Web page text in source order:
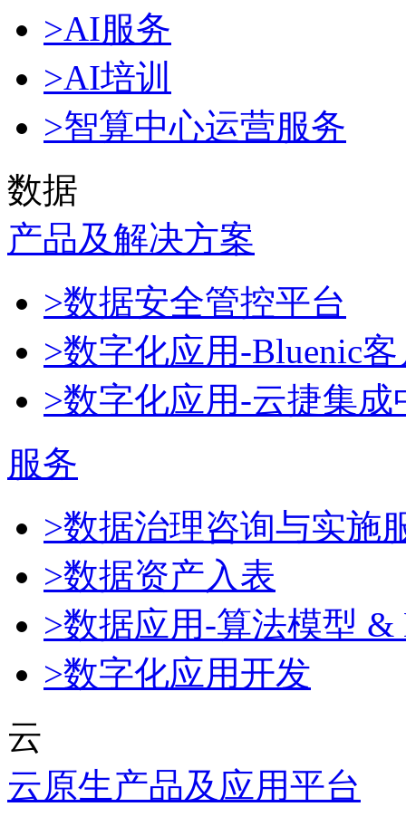
>AI服务
>AI培训
>智算中心运营服务
数据
产品及解决方案
>数据安全管控平台
>数字化应用-Bluenic
>数字化应用-云捷集成
服务
>数据治理咨询与实施
>数据资产入表
>数据应用-算法模型 &
>数字化应用开发
云
云原生产品及应用平台